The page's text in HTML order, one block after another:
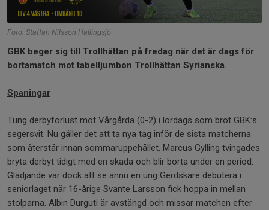
Foto: Staffan Nilsson Hallingsjö
GBK beger sig till Trollhättan på fredag när det är dags för
bortamatch mot tabelljumbon Trollhättan Syrianska.
Spaningar
Tung derbyförlust mot Vårgårda (0-2) i lördags som bröt GBK:s
segersvit. Nu gäller det att ta nya tag inför de sista matcherna
som återstår innan sommaruppehållet. Marcus Gylling tvingades
bryta derbyt tidigt med en skada och blir borta under en period.
Glädjande var dock att se ännu en ung Gerdskare debutera i
seniorlaget när 16-årige Svante Larsson fick hoppa in mellan
stolparna. Albin Durguti är avstängd och missar matchen efter